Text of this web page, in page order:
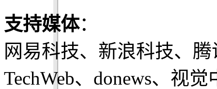
支持媒体：
网易科技、新浪科技、
TechWeb、donews、视